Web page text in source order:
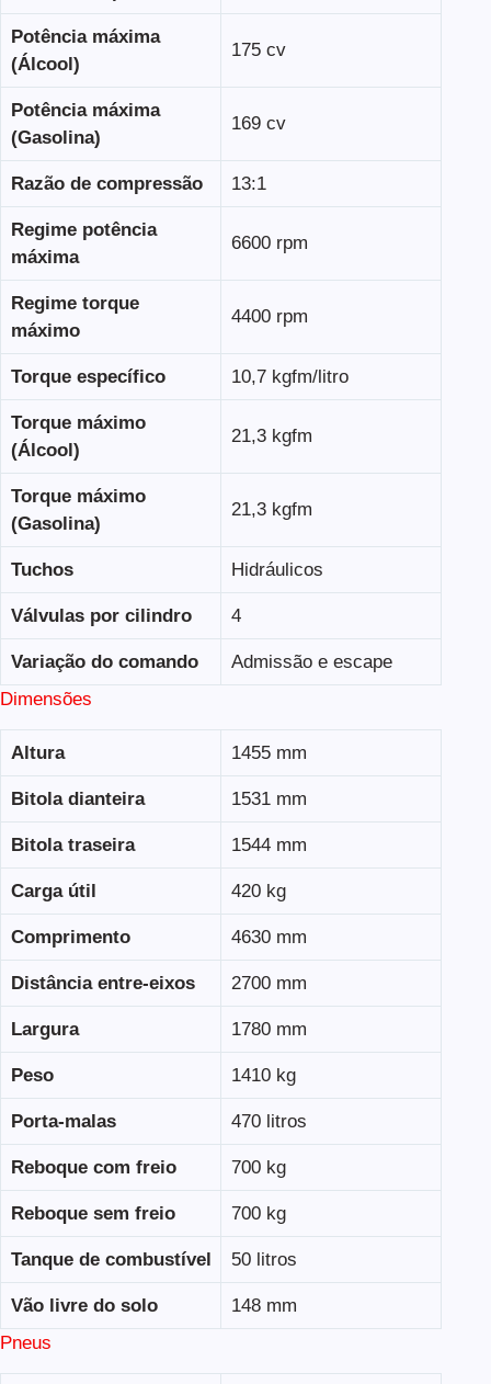
Potência máxima
(Álcool)
175 cv
Potência máxima
(Gasolina)
169 cv
Razão de compressão 13:1
Regime potência
máxima
6600 rpm
Regime torque
máximo
4400 rpm
Torque específico 10,7 kgfm/litro
Torque máximo
(Álcool)
21,3 kgfm
Torque máximo
(Gasolina)
21,3 kgfm
Tuchos Hidráulicos
Válvulas por cilindro 4
Variação do comando
Admissão e escape
Dimensões
Altura 1455 mm
Bitola dianteira 1531 mm
Bitola traseira 1544 mm
Carga útil 420 kg
Comprimento 4630 mm
Distância entre-eixos 2700 mm
Largura 1780 mm
Peso 1410 kg
Porta-malas 470 litros
Reboque com freio 700 kg
Reboque sem freio 700 kg
Tanque de combustível 50 litros
Vão livre do solo
148 mm
Pneus